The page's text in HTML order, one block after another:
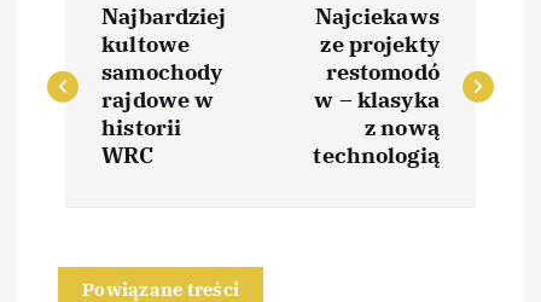
a
w
Najbardziej
kultowe
samochody
rajdowe w
historii
WRC
Najciekaws
ze projekty
restomodó
w – klasyka
z nową
technologią
Powiązane treści